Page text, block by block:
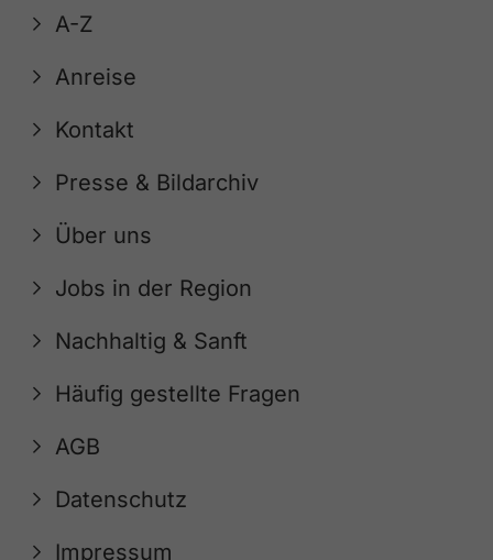
A-Z
Anreise
Kontakt
Presse & Bildarchiv
Über uns
Jobs in der Region
Nachhaltig & Sanft
Häufig gestellte Fragen
AGB
Datenschutz
Impressum